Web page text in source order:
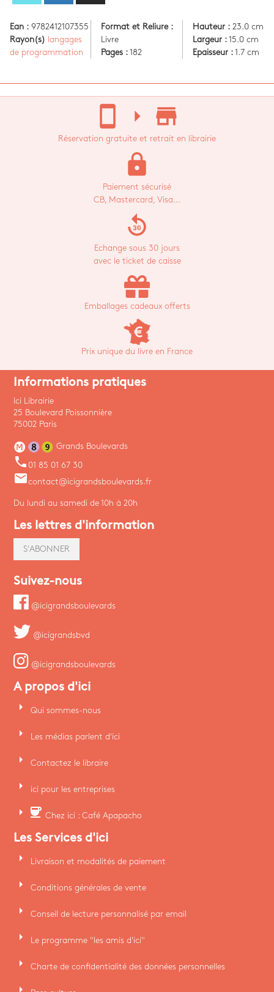
Ean : 9782412107355
Rayon(s)
langages
de programmation
Format et Reliure :
Livre
Pages : 182
Hauteur :23.0 cm
Largeur :15.0 cm
Epaisseur :1.7 cm
stay_current_portrait arrow_right store_mall_directory
Réservation gratuite et retrait en librairie
lock
Paiement sécurisé
CB, Mastercard, Visa...
replay_30
Echange sous 30 jours
avec le ticket de caisse
Emballages cadeaux offerts
Prix unique du livre en France
Informations pratiques
Ici Librairie
25 Boulevard Poissonnière
75002 Paris
Grands Boulevards
phone 01 85 01 67 30
emailcontact@icigrandsboulevards.fr
Du lundi au samedi de 10h à 20h
Les lettres d'information
S'ABONNER
Suivez-nous
@icigrandsboulevards
@icigrandsbvd
@icigrandsboulevards
A propos d'ici
arrow_right Qui sommes-nous
arrow_right Les médias parlent d'ici
arrow_right Contactez le libraire
arrow_right ici pour les entreprises
arrow_right coffee Chez ici : Café Apapacho
Les Services d'ici
arrow_right Livraison et modalités de paiement
arrow_right Conditions générales de vente
arrow_right Conseil de lecture personnalisé par email
arrow_right Le programme "les amis d'ici"
arrow_right Charte de confidentialité des données personnelles